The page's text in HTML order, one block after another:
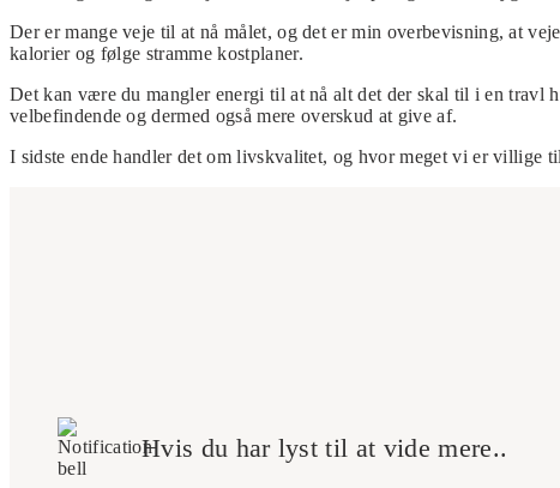
Der er mange veje til at nå målet, og det er min overbevisning, at
kalorier og følge stramme kostplaner.
Det kan være du mangler energi til at nå alt det der skal til i en travl
velbefindende og dermed også mere overskud at give af.
I sidste ende handler det om livskvalitet, og hvor meget vi er villige
Hvis du har lyst til at vide mere..